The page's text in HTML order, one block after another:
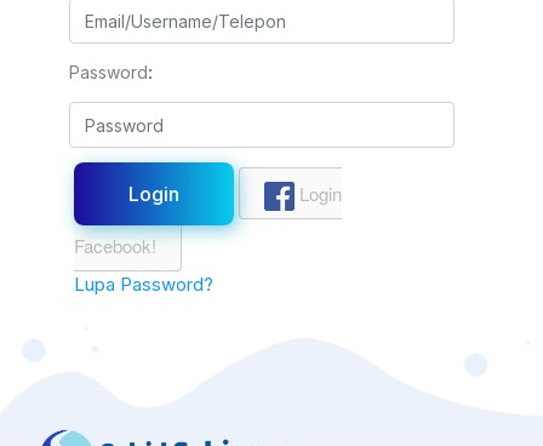
Password:
Login
Facebook!
Lupa Password?